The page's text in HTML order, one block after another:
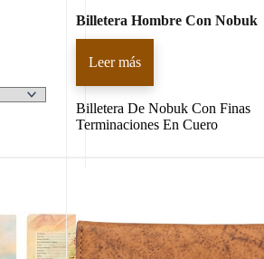
Billetera Hombre Con Nobuk
Leer más
Billetera De Nobuk Con Finas
Terminaciones En Cuero